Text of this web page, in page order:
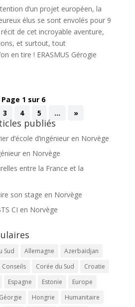
d’un projet européen, la
élus se sont envolés pour 9
de cet incroyable aventure,
et surtout, tout
en tire ! ERASMUS Gérogie
Page 1 sur 6
3 4 5 … »
publiés
d’école d’ingénieur en Norvège
en Norvège
entre la France et la
son stage en Norvège
CI en Norvège
Sud Allemagne
Azerbaïdjan
Conseils Corée du Sud
Croatie
Espagne Estonie
Europe
Géorgie Hongrie
Humanitaire